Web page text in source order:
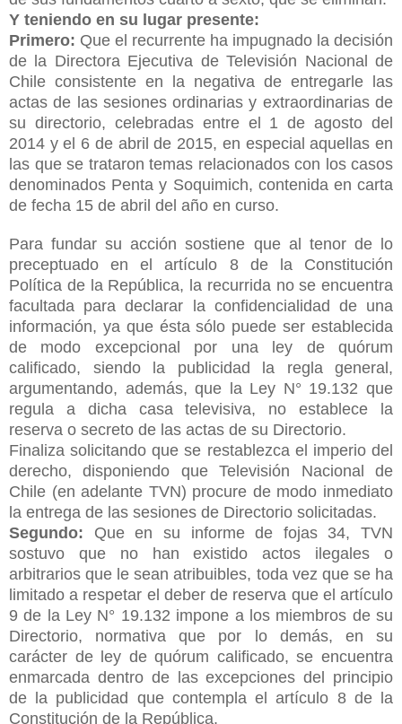
Y teniendo en su lugar presente:
Primero: Que el recurrente ha impugnado la decisión
de la Directora Ejecutiva de Televisión Nacional de
Chile consistente en la negativa de entregarle las
actas de las sesiones ordinarias y extraordinarias de
su directorio, celebradas entre el 1 de agosto del
2014 y el 6 de abril de 2015, en especial aquellas en
las que se trataron temas relacionados con los casos
denominados Penta y Soquimich, contenida en carta
de fecha 15 de abril del año en curso.
Para fundar su acción sostiene que al tenor de lo
preceptuado en el artículo 8 de la Constitución
Política de la República, la recurrida no se encuentra
facultada para declarar la confidencialidad de una
información, ya que ésta sólo puede ser establecida
de modo excepcional por una ley de quórum
calificado, siendo la publicidad la regla general,
argumentando, además, que la Ley N° 19.132 que
regula a dicha casa televisiva, no establece la
reserva o secreto de las actas de su Directorio.
Finaliza solicitando que se restablezca el imperio del
derecho, disponiendo que Televisión Nacional de
Chile (en adelante TVN) procure de modo inmediato
la entrega de las sesiones de Directorio solicitadas.
Segundo: Que en su informe de fojas 34, TVN
sostuvo que no han existido actos ilegales o
arbitrarios que le sean atribuibles, toda vez que se ha
limitado a respetar el deber de reserva que el artículo
9 de la Ley N° 19.132 impone a los miembros de su
Directorio, normativa que por lo demás, en su
carácter de ley de quórum calificado, se encuentra
enmarcada dentro de las excepciones del principio
de la publicidad que contempla el artículo 8 de la
Constitución de la República.